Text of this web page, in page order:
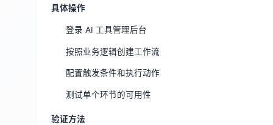
具体操作
登录 AI 工具管理后台
按照业务逻辑创建工作流
配置触发条件和执行动作
测试单个环节的可用性
验证方法